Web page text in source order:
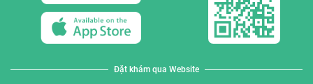
Đặt khám qua Website